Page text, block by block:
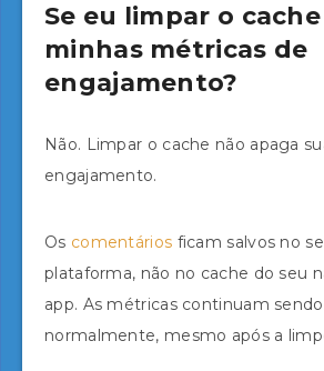
Se eu limpar o
minhas métricas de
engajamento?
Não. Limpar o cache não apaga
engajamento.
Os comentários ficam salvos no
plataforma, não no cache do seu
app. As métricas continuam
normalmente, mesmo após a